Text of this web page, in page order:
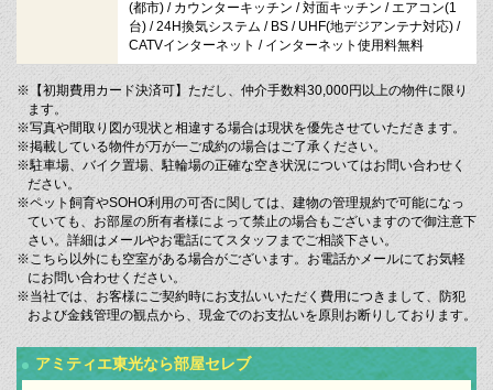
(都市) / カウンターキッチン / 対面キッチン / エアコン(1
台) / 24H換気システム / BS / UHF(地デジアンテナ対応) /
CATVインターネット / インターネット使用料無料
※【初期費用カード決済可】ただし、仲介手数料30,000円以上の物件に限り
ます。
※写真や間取り図が現状と相違する場合は現状を優先させていただきます。
※掲載している物件が万が一ご成約の場合はご了承ください。
※駐車場、バイク置場、駐輪場の正確な空き状況についてはお問い合わせく
ださい。
※ペット飼育やSOHO利用の可否に関しては、建物の管理規約で可能になっ
ていても、お部屋の所有者様によって禁止の場合もございますので御注意下
さい。詳細はメールやお電話にてスタッフまでご相談下さい。
※こちら以外にも空室がある場合がございます。お電話かメールにてお気軽
にお問い合わせください。
※当社では、お客様にご契約時にお支払いいただく費用につきまして、防犯
および金銭管理の観点から、現金でのお支払いを原則お断りしております。
アミティエ東光なら部屋セレブ